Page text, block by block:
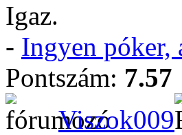
Igaz.
- Ingyen
Pontszám: 7.57
Viszok009